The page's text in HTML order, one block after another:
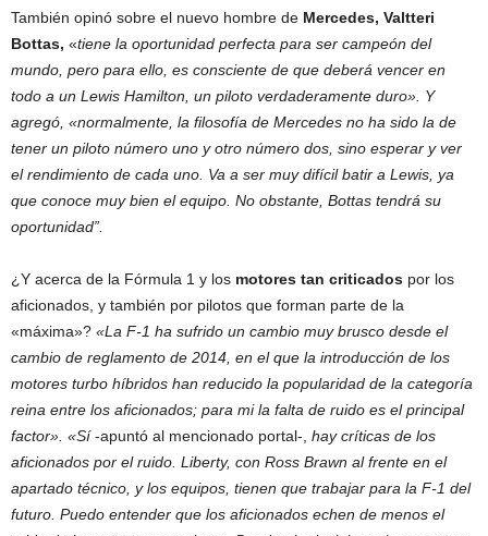
También opinó sobre el nuevo hombre de Mercedes, Valtteri
Bottas, «tiene la oportunidad perfecta para ser campeón del
mundo, pero para ello, es consciente de que deberá vencer en
todo a un Lewis Hamilton, un piloto verdaderamente duro». Y
agregó, «normalmente, la filosofía de Mercedes no ha sido la de
tener un piloto número uno y otro número dos, sino esperar y ver
el rendimiento de cada uno. Va a ser muy difícil batir a Lewis, ya
que conoce muy bien el equipo. No obstante, Bottas tendrá su
oportunidad”.
¿Y acerca de la Fórmula 1 y los motores tan criticados por los
aficionados, y también por pilotos que forman parte de la
«máxima»? «La F-1 ha sufrido un cambio muy brusco desde el
cambio de reglamento de 2014, en el que la introducción de los
motores turbo híbridos han reducido la popularidad de la categoría
reina entre los aficionados; para mi la falta de ruido es el principal
factor». «Sí-apuntó al mencionado portal-, hay críticas de los
aficionados por el ruido. Liberty, con Ross Brawn al frente en el
apartado técnico, y los equipos, tienen que trabajar para la F-1 del
futuro. Puedo entender que los aficionados echen de menos el